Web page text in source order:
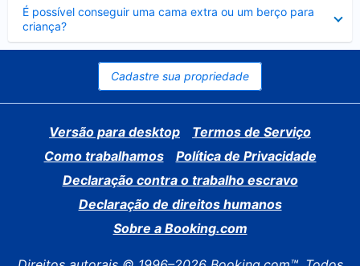
É possível conseguir uma cama extra ou um berço para
criança?
Cadastre sua propriedade
Versão para desktop
Termos de Serviço
Como trabalhamos
Política de Privacidade
Declaração contra o trabalho escravo
Declaração de direitos humanos
Sobre a Booking.com